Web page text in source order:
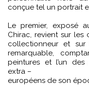
conçue tel un portrait
Le premier, exposé
Chirac, revient sur
collectionneur et
remarquable,
peintures et l’un des
extra –
européens de son